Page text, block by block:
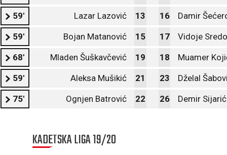
59' Lazar Lazović 13 16 Damir
59' Bojan Matanović 15 17 Vidoje
68' Mladen Šuškavčević 19 18 Muamer
59' Aleksa Mušikić 21 23 Dželal
75' Ognjen Batrović 22 26 Demir Sijarić
KADETSKA LIGA 19/20